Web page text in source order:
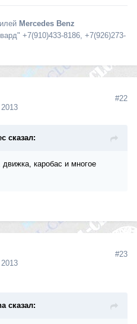
Mercedes Benz
+7(910)433-8186, +7(926)273-
#22
сказал:
каробас и многое
#23
сказал: